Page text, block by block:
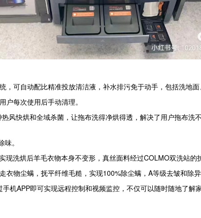
自动配比精准投放清洁液，补水排污免于动手，包括洗地面
每次使用后手动清理。
快烘和全域杀菌，让拖布洗得净烘得透，解决了用户拖布洗
。
烘后羊毛衣物本身不变形，真丝面料经过COLMO双洗站的
尘螨，抚平纤维毛糙，实现100%除尘螨，A等级去皱和除异
APP即可实现远程控制和视频监控，不仅可以随时随地了解